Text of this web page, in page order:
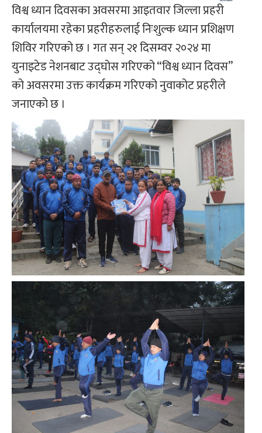
विश्व ध्यान दिवसका अवसरमा आइतवार जिल्ला प्रहरी
कार्यालयमा रहेका प्रहरीहरुलाई निःशुल्क ध्यान प्रशिक्षण
शिविर गरिएको छ । गत सन् २१ दिसम्वर २०२४ मा
युनाइटेड नेशनबाट उद्घोस गरिएको “विश्व ध्यान दिवस”
को अवसरमा उक्त कार्यक्रम गरिएको नुवाकोट प्रहरीले
जनाएको छ ।